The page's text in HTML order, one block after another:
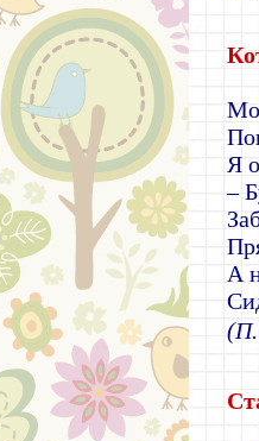
Я
–
А
(П.